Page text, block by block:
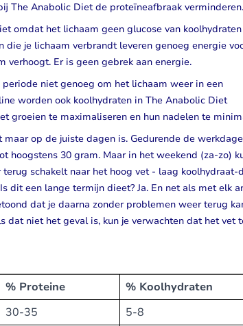
The Anabolic Diet de proteïneafbraak verminderen.
omdat het lichaam geen glucose van
je lichaam verbrandt leveren genoeg energie
verhoogt. Er is geen gebrek aan energie.
niet genoeg om het lichaam weer in een
worden ook koolhydraten in The Anabolic Diet
groeien te maximaliseren en hun nadelen te
op de juiste dagen is. Gedurende de
30 gram. Maar in het weekend (za-zo)
schakelt naar het hoog vet - laag koolhydraat-
dit een lange termijn dieet? Ja. En net als met elk
dat je daarna zonder problemen weer terug
niet het geval is, kun je verwachten dat het vet
% Proteine
% Koolhydraten
30-35
5-8